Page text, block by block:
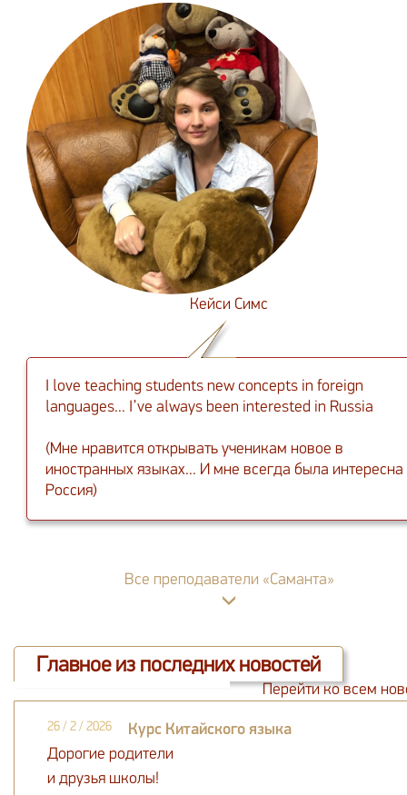
Кейси Симс
I love teaching students new concepts in foreign
languages... I’ve always been interested in Russia
(Мне нравится открывать ученикам новое в
иностранных языках... И мне всегда была интересна
Россия)
Все преподаватели «Саманта»
Главное из последних новостей
Перейти ко всем
26 / 2 / 2026
Курс Китайского языка
Дорогие родители
и друзья школы!